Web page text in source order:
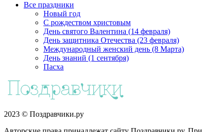
Все праздники
Новый год
С рождеством христовым
День святого Валентина (14 февраля)
День защитника Отечества (23 февраля)
Международный женский день (8 Марта)
День знаний (1 сентября)
Пасха
2023 © Поздравчики.ру